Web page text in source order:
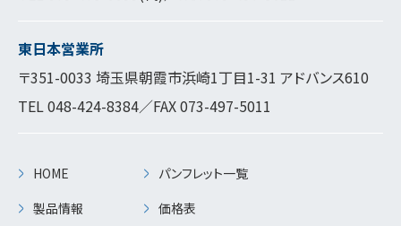
東日本営業所
〒351-0033 埼玉県朝霞市浜崎1丁目1-31 アドバンス610
TEL048-424-8384／FAX 073-497-5011
HOME
製品情報
パンフレット一覧
価格表